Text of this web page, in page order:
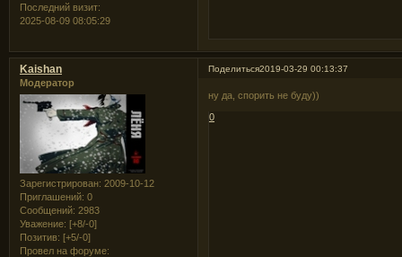
Последний визит:
2025-08-09 08:05:29
Поделиться2019-03-29 00:13:37
Kaishan
Модератор
Зарегистрирован: 2009-10-12
Приглашений: 0
Сообщений: 2983
Уважение: [+8/-0]
Позитив: [+5/-0]
Провел на форуме:
ну да, спорить не буду))
0